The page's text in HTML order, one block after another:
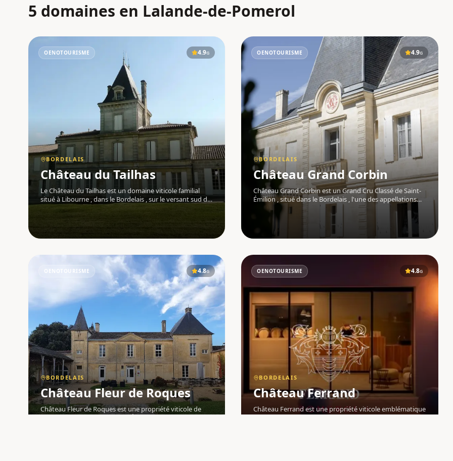
5 domaines en Lalande-de-Pomerol
OENOTOURISME 4.9G
BORDELAIS
Château du Tailhas
Le Château du Tailhas est un domaine viticole familial
situé à Libourne , dans le Bordelais , sur le versant sud du
plateau de Pomerol . Géré par Luc Nebout, ce domaine
perpétue une tradition vigneronne transmise de
OENOTOURISME 4.9G
BORDELAIS
Château Grand Corbin
Château Grand Corbin est un Grand Cru Classé de Saint-
Émilion , situé dans le Bordelais , l'une des appellations
les plus prestigieuses de France. Ce vignoble bénéficie
d'un terroir d'exception, aux portes de Pomerol, qui
OENOTOURISME 4.8G
BORDELAIS
Château Fleur de Roques
Château Fleur de Roques est une propriété viticole de
l'appellation Puisseguin-Saint-Émilion , nichée au cœur du
OENOTOURISME 4.8G
BORDELAIS
Château Ferrand
Château Ferrand est une propriété viticole emblématique
de l'appellation Pomerol , située au 15 Chemin de la